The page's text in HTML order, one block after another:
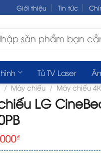
Giới thiệu Tin tức
Tủ TV Laser
/ Máy chiếu / Máy chiếu 4K
LG
₫